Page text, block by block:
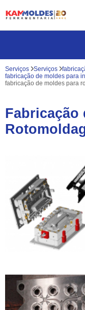
Serviços Serviços
fabricação de moldes para
fabricação de moldes para
Fabricação